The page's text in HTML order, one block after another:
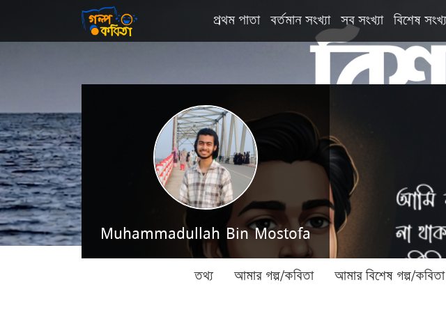
প্রথম পাতা বর্তমান সংখ্যা সব সংখ্যা বিশেষ
Muhammadullah Bin Mostofa
তথ্য আমার গল্প/কবিতা আমার বিশেষ গল্প/কবিতা